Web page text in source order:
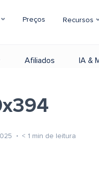
Preços Recursos
Afiliados IA &
< 1 min de leitura